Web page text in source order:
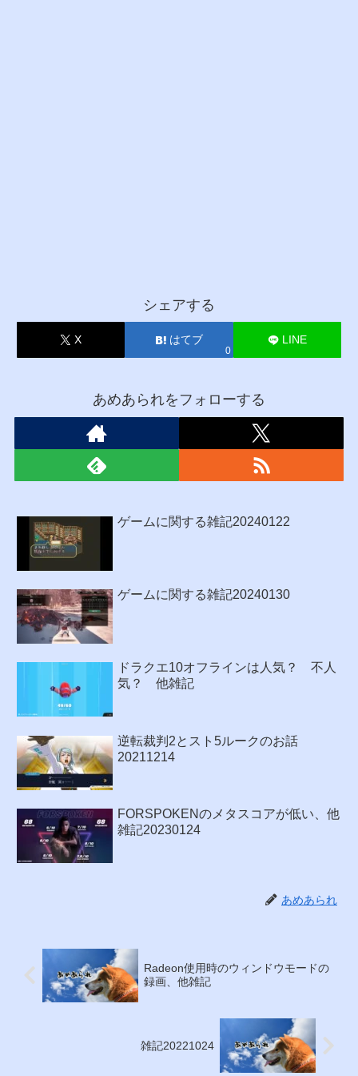
シェアする
X はてブ
0
LINE
あめあられをフォローする
ゲームに関する雑記20240122
ゲームに関する雑記20240130
ドラクエ10オフラインは人気？ 不人
気？ 他雑記
逆転裁判2とスト5ルークのお話
20211214
FORSPOKENのメタスコアが低い、他
雑記20230124
あめあられ
Radeon使用時のウィンドウモードの
録画、他雑記
雑記20221024